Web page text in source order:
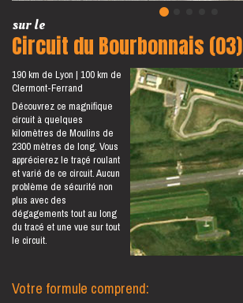
sur le
Circuit du Bourbonnais (03)
190 km de Lyon 100 km de
Clermont-Ferrand
Découvrez ce magnifique
circuit à quelques
kilomètres de Moulins de
2300 mètres de long. Vous
apprécierez le traçé roulant
et varié de ce circuit. Aucun
problème de sécurité non
plus avec des
dégagements tout au long
du tracé et une vue sur tout
le circuit.
Votre formule comprend: